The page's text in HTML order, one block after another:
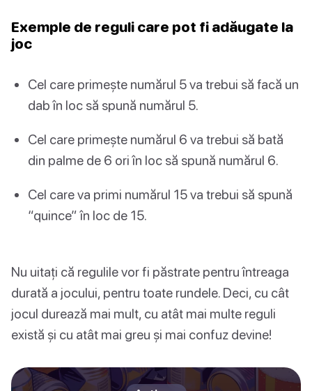
Exemple de reguli care pot fi adăugate la
joc
Cel care primește numărul 5 va trebui să facă un
dab în loc să spună numărul 5.
Cel care primește numărul 6 va trebui să bată
din palme de 6 ori în loc să spună numărul 6.
Cel care va primi numărul 15 va trebui să spună
“quince” în loc de 15.
Nu uitați că regulile vor fi păstrate pentru întreaga
durată a jocului, pentru toate rundele. Deci, cu cât
jocul durează mai mult, cu atât mai multe reguli
există și cu atât mai greu și mai confuz devine!